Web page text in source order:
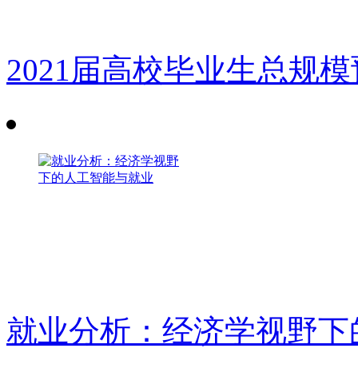
2021届高校毕业生总规
就业分析：经济学视野